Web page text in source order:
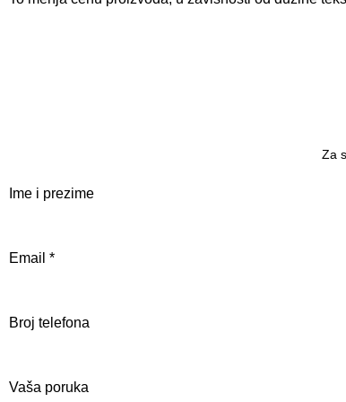
Za
Ime i prezime
Email*
Broj telefona
Vaša poruka